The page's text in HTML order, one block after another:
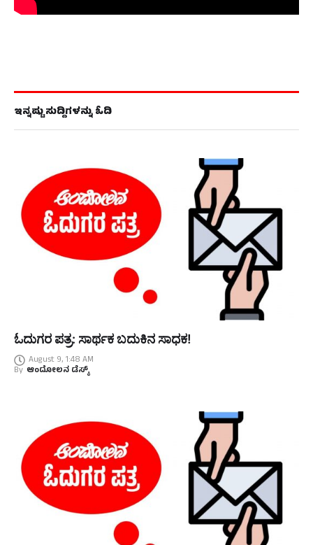
ಇನ್ನಷ್ಟು ಸುದ್ದಿಗಳನ್ನು ಓದಿ
ಓದುಗರ ಪತ್ರ: ಸಾರ್ಥಕ ಬದುಕಿನ ಸಾಧಕ!
August 9, 1:48 AM
By ಆಂದೋಲನ ಡೆಸ್ಕ್